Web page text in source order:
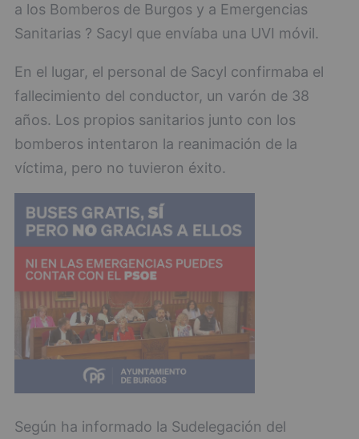
a los Bomberos de Burgos y a Emergencias
Sanitarias ? Sacyl que envíaba una UVI móvil.
En el lugar, el personal de Sacyl confirmaba el
fallecimiento del conductor, un varón de 38
años. Los propios sanitarios junto con los
bomberos intentaron la reanimación de la
víctima, pero no tuvieron éxito.
Según ha informado la Sudelegación del